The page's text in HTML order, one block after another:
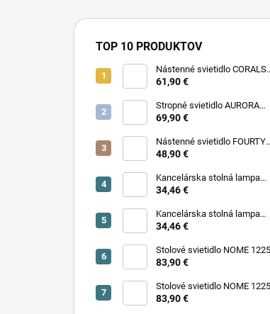
TOP 10 PRODUKTOV
Nástenné svietidlo CORALS
11977
61,90 €
Stropné svietidlo AURORA
11971
69,90 €
Nástenné svietidlo FOURTY
WALL S 10888
48,90 €
Kancelárska stolná lampa
PIXA KT-40-GR BL 90420
34,46 €
Kancelárska stolná lampa
PIXA KT-40-BE 90419
34,46 €
Stolové svietidlo NOME
83,90 €
Stolové svietidlo NOME
83,90 €